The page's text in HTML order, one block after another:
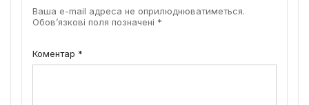
Ваша e-mail адреса не оприлюднюватиметься.
Обов’язкові поля позначені *
Коментар *